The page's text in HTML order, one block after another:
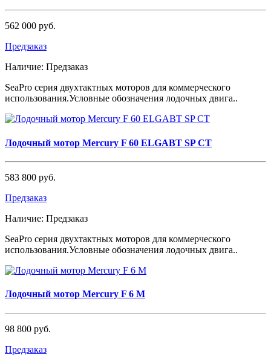
562 000 руб.
Предзаказ
Наличие: Предзаказ
SeaPro серия двухтактных моторов для коммерческого
использования.Условные обозначения лодочных двига..
Лодочный мотор Mercury F 60 ELGABT SP CT
583 800 руб.
Предзаказ
Наличие: Предзаказ
SeaPro серия двухтактных моторов для коммерческого
использования.Условные обозначения лодочных двига..
Лодочный мотор Mercury F 6 M
98 800 руб.
Предзаказ